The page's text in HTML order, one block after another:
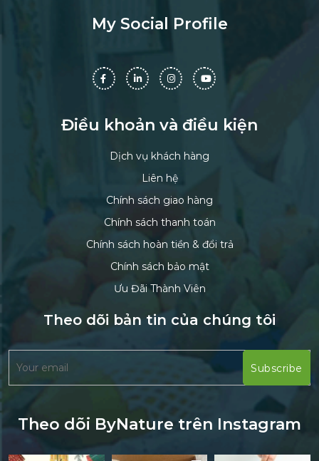
My Social Profile
Điều khoản và điều kiện
Dịch vụ khách hàng
Liên hệ
Chính sách giao hàng
Chính sách thanh toán
Chính sách hoàn tiền & đổi trả
Chính sách bảo mật
Ưu Đãi Thành Viên
Theo dõi bản tin của chúng tôi
Theo dõi ByNature trên Instagram